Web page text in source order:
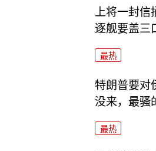
上将一封信
逐舰要盖三
最热
特朗普要对
没来，最骚
最热